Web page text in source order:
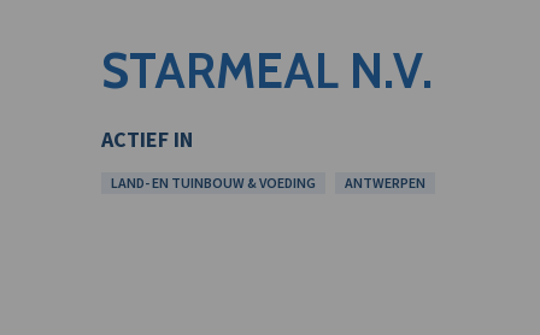
STARMEAL N.V.
ACTIEF IN
LAND- EN TUINBOUW & VOEDING ANTWERPEN